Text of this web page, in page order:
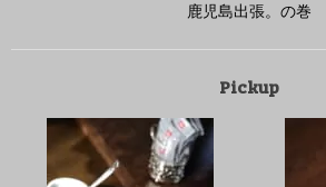
鹿児島出張。の巻
Pickup